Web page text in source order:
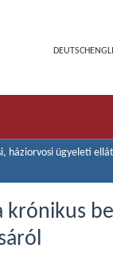
DEUTSCH
háziorvosi ügyeleti
krónikus